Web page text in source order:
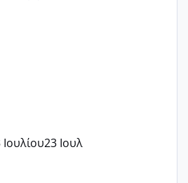
23 Ιουλ